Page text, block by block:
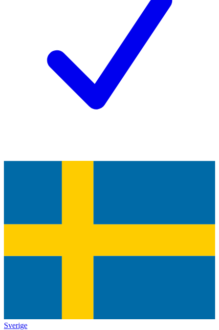
Sverige